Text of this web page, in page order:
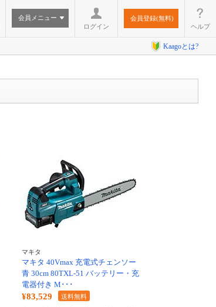
会員メニュー
ログイン
会員登録(無料)
ヘルプ
Kaagoとは?
マキタ
マキタ 40Vmax 充電式チェンソー
青 30cm 80TXL-51 バッテリー・充
電器付き M･･･
¥83,529 送料無料